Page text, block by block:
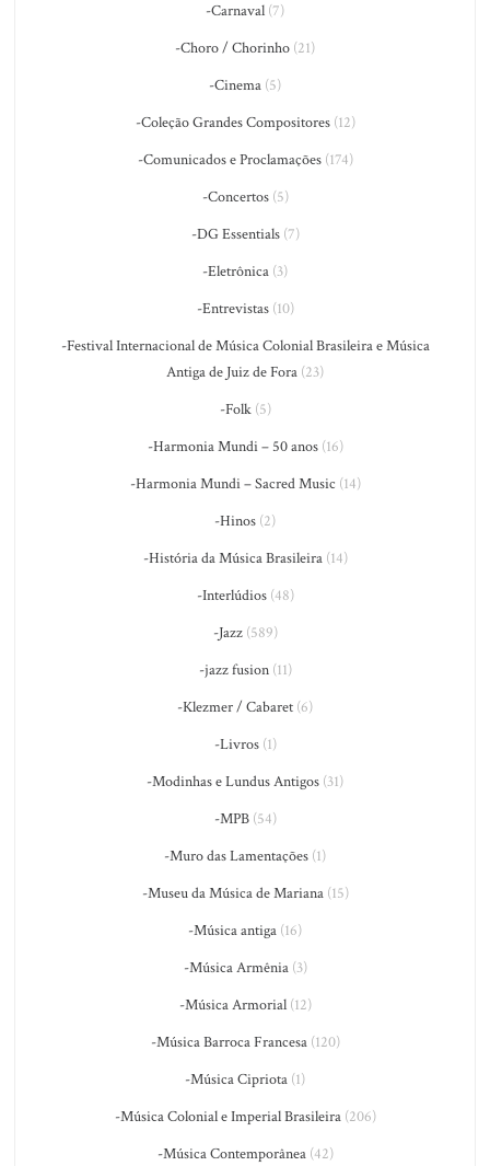
-Carnaval (7)
-Choro / Chorinho (21)
-Cinema (5)
-Coleção Grandes Compositores(12)
-Comunicados e Proclamações(174)
-Concertos(5)
-DG Essentials(7)
-Eletrônica (3)
-Entrevistas(10)
-Festival Internacional de Música Colonial Brasileira e Música
Antiga de Juiz de Fora (23)
-Folk(5)
-Harmonia Mundi – 50 anos(16)
-Harmonia Mundi – Sacred Music (14)
-Hinos (2)
-História da Música Brasileira(14)
-Interlúdios(48)
-Jazz(589)
-jazz fusion(11)
-Klezmer / Cabaret (6)
-Livros(1)
-Modinhas e Lundus Antigos (31)
-MPB(54)
-Muro das Lamentações (1)
-Museu da Música de Mariana(15)
-Música antiga (16)
-Música Armênia(3)
-Música Armorial(12)
-Música Barroca Francesa(120)
-Música Cipriota (1)
-Música Colonial e Imperial Brasileira(206)
-Música Contemporânea(42)